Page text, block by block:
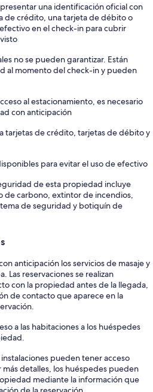
una identificación oficial con
de crédito, una tarjeta de débito o
en el check-in para cubrir
no se pueden garantizar. Están
al momento del check-in y pueden
al estacionamiento, es necesario
con anticipación
tarjetas de crédito, tarjetas de débito y
para evitar el uso de efectivo
de esta propiedad incluye
de carbono, extintor de incendios,
de seguridad y botiquín de
anticipación los servicios de masaje y
Las reservaciones se realizan
con la propiedad antes de la llegada,
de contacto que aparece en la
a las habitaciones a los huéspedes
pueden tener acceso
detalles, los huéspedes pueden
mediante la información que